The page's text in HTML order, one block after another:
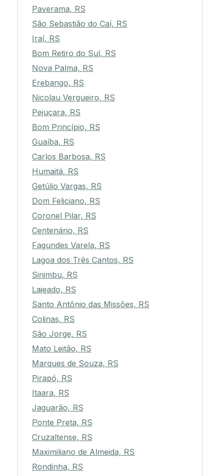
Paverama, RS
São Sebastião do Caí, RS
Iraí, RS
Bom Retiro do Sul, RS
Nova Palma, RS
Erebango, RS
Nicolau Vergueiro, RS
Pejuçara, RS
Bom Princípio, RS
Guaíba, RS
Carlos Barbosa, RS
Humaitá, RS
Getúlio Vargas, RS
Dom Feliciano, RS
Coronel Pilar, RS
Centenário, RS
Fagundes Varela, RS
Lagoa dos Três Cantos, RS
Sinimbu, RS
Lajeado, RS
Santo Antônio das Missões, RS
Colinas, RS
São Jorge, RS
Mato Leitão, RS
Marques de Souza, RS
Pirapó, RS
Itaara, RS
Jaguarão, RS
Ponte Preta, RS
Cruzaltense, RS
Maximiliano de Almeida, RS
Rondinha, RS